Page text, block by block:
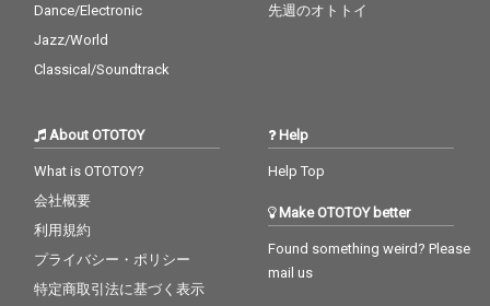
Dance/Electronic
Jazz/World
Classical/Soundtrack
先週のオトトイ
About OTOTOY
What is OTOTOY?
会社概要
利用規約
プライバシー・ポリシー
特定商取引法に基づく表示
Help
Help Top
Make OTOTOY better
Found something weird? Please
mail us